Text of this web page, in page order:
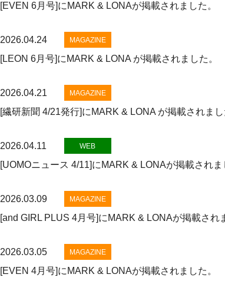
[EVEN 6月号]にMARK & LONAが掲載されました。
2026.04.24 MAGAZINE
[LEON 6月号]にMARK & LONA が掲載されました。
2026.04.21 MAGAZINE
[繊研新聞 4/21発行]にMARK & LONA が掲載されまし
2026.04.11 WEB
[UOMOニュース 4/11]にMARK & LONAが掲載されま
2026.03.09 MAGAZINE
[and GIRL PLUS 4月号]にMARK & LONAが掲載され
2026.03.05 MAGAZINE
[EVEN 4月号]にMARK & LONAが掲載されました。